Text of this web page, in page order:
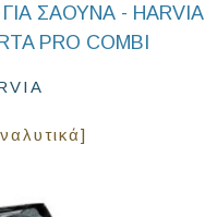
ΣΑΟΥΝΑ - HARVIA
PRO COMBI